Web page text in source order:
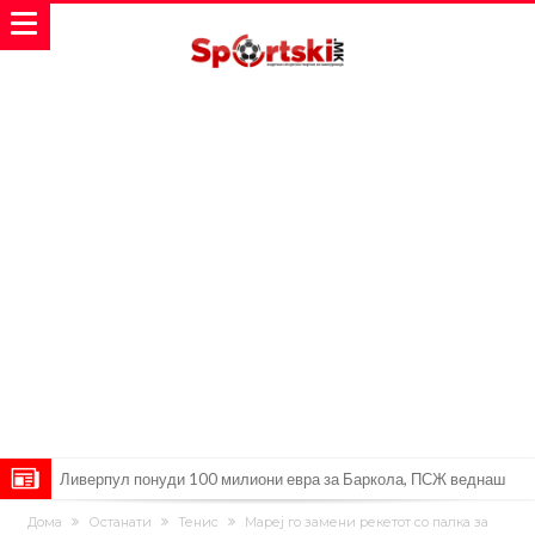
Ливерпул понуди 100 милиони евра за Баркола, ПСЖ веднаш
побара уште 50 милиони
Јувентус се насочил кон напаѓач на Манчестер Јунајтед
Дома Останати Тенис
Мареј го замени рекетот со палка за